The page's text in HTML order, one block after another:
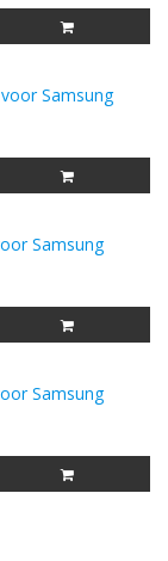
Samsung
Samsung
Samsung